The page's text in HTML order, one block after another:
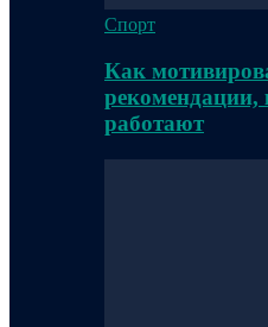
Спорт
Как
рекомендации,
работают